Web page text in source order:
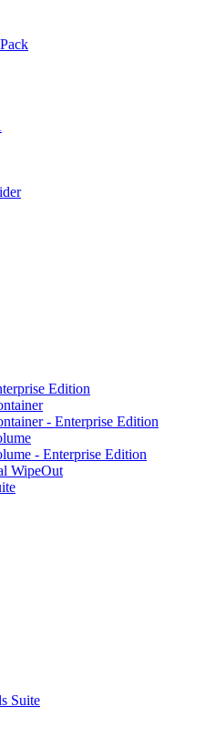
Edition
- Enterprise Edition
- Enterprise Edition
WipeOut
Suite